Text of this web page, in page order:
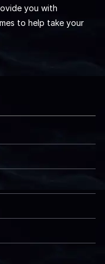
you with
to help take your